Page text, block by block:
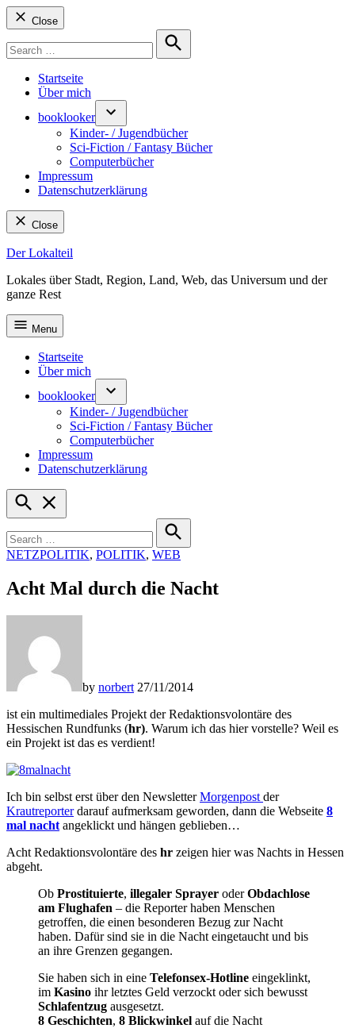
Close
for:
Search
Startseite
Über mich
booklooker
Kinder- / Jugendbücher
Sci-Fiction / Fantasy Bücher
Computerbücher
Impressum
Datenschutzerklärung
Close
Skip
content
Der Lokalteil
Lokales über Stadt, Region, Land, Web, das Universum und der
ganze Rest
Menu
Startseite
Über mich
booklooker
Kinder- / Jugendbücher
Sci-Fiction / Fantasy Bücher
Computerbücher
Impressum
Datenschutzerklärung
Open
Search
for:
Search
POSTED
NETZPOLITIK, POLITIK, WEB
Acht Mal durch die Nacht
by norbert 27/11/2014
ist ein multimediales Projekt der Redaktionsvolontäre des
Hessischen Rundfunks (hr). Warum ich das hier vorstelle? Weil es
ein Projekt ist das es verdient!
Ich bin selbst erst über den NewsletterMorgenpost der
Krautreporterdarauf aufmerksam geworden, dann die Webseite 8
mal nacht angeklickt und hängen geblieben…
Acht Redaktionsvolontäre des hr zeigen hier was Nachts in Hessen
abgeht.
Ob Prostituierte, illegaler Sprayer oderObdachlose
am Flughafen – die Reporter haben Menschen
getroffen, die einen besonderen Bezug zur Nacht
haben. Dafür sind sie in die Nacht eingetaucht und bis
an ihre Grenzen gegangen.
Sie haben sich in eine Telefonsex-Hotline eingeklinkt,
im Kasino ihr letztes Geld verzockt oder sich bewusst
Schlafentzug ausgesetzt.
8 Geschichten, 8 Blickwinkel auf die Nacht